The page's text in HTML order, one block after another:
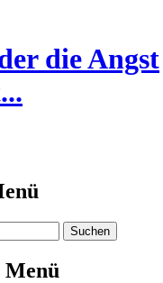
die Angst
Menü